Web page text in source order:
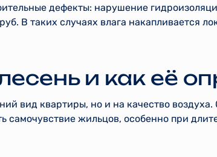
дефекты: нарушение
В таких случаях влага накапливается
и как её
вид квартиры, но и на качество
самочувствие жильцов, особенно при